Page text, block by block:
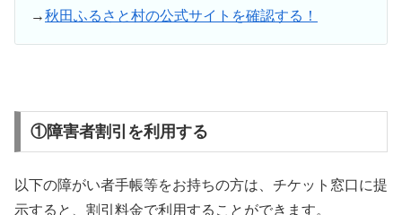
→秋田ふるさと村の公式サイトを確認する！
①障害者割引を利用する
以下の障がい者手帳等をお持ちの方は、チケット窓口に提
示すると、割引料金で利用することができます。